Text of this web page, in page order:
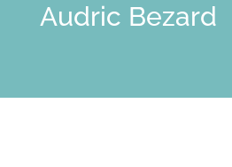
Audric Bezard